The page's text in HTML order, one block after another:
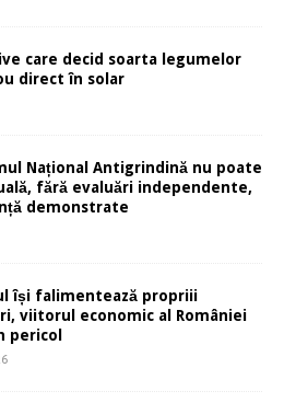
care decid soarta legumelor
direct în solar
Național Antigrindină nu poate
fără evaluări independente,
demonstrate
își falimentează propriii
viitorul economic al României
pericol